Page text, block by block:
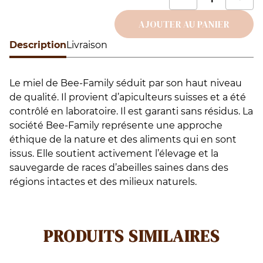
DescriptionLivraison
Le miel de Bee-Family séduit par son haut niveau
de qualité. Il provient d’apiculteurs suisses et a été
contrôlé en laboratoire. Il est garanti sans résidus. La
société Bee-Family représente une approche
éthique de la nature et des aliments qui en sont
issus. Elle soutient activement l’élevage et la
sauvegarde de races d’abeilles saines dans des
régions intactes et des milieux naturels.
AJOUTER AU PANIER
Alternative:
PRODUITS SIMILAIRES